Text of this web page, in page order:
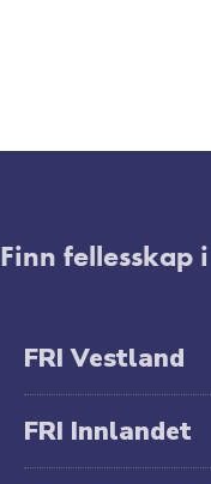
Finn fellesskap i
FRI Vestland
FRI Innlandet